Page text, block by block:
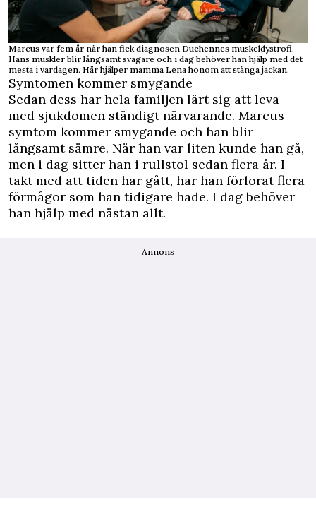
Marcus var fem år när han fick diagnosen Duchennes muskeldystrofi.
Hans muskler blir långsamt svagare och i dag behöver han hjälp med det
mesta i vardagen. Här hjälper mamma Lena honom att stänga jackan.
Symtomen kommer smygande
Sedan dess har hela familjen lärt sig att leva
med sjukdomen ständigt närvarande. Marcus
symtom kommer smygande och han blir
långsamt sämre. När han var liten kunde han gå,
men i dag sitter han i rullstol sedan flera år. I
takt med att tiden har gått, har han förlorat flera
förmågor som han tidigare hade. I dag behöver
han hjälp med nästan allt.
Annons